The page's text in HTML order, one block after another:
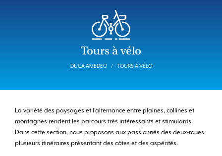
Tours à vélo
DUCA AMEDEO TOURS À VÉLO
La variété des paysages et l’alternance entre plaines, collines et
montagnes rendent les parcours très intéressants et stimulants.
Dans cette section, nous proposons aux passionnés des deux-roues
plusieurs itinéraires présentant des côtes et des aspérités.